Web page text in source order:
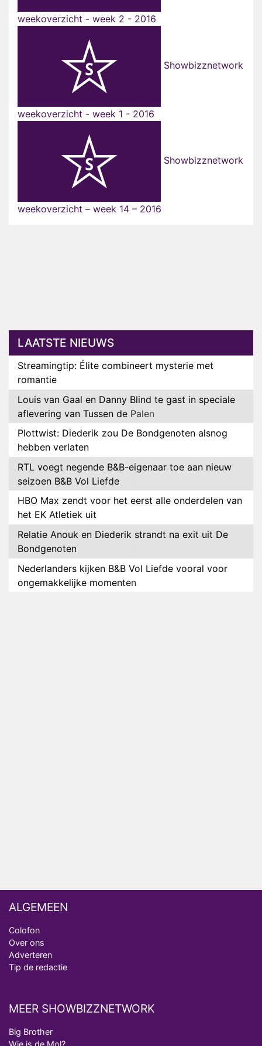
weekoverzicht - week 2 - 2016
Showbizznetwork
weekoverzicht - week 1 - 2016
Showbizznetwork
weekoverzicht – week 14 – 2016
LAATSTE NIEUWS
Streamingtip: Élite combineert mysterie met
romantie
Louis van Gaal en Danny Blind te gast in speciale
aflevering van Tussen de Palen
Plottwist: Diederik zou De Bondgenoten alsnog
hebben verlaten
RTL voegt negende B&B-eigenaar toe aan nieuw
seizoen B&B Vol Liefde
HBO Max zendt voor het eerst alle onderdelen van
het EK Atletiek uit
Relatie Anouk en Diederik strandt na exit uit De
Bondgenoten
Nederlanders kijken B&B Vol Liefde vooral voor
ongemakkelijke momenten
ALGEMEEN
Colofon
Over ons
Adverteren
Tip de redactie
MEER SHOWBIZZNETWORK
Big Brother